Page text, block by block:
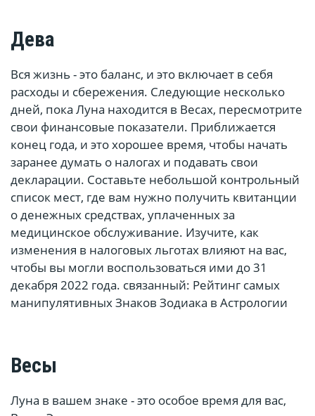
Дева
Вся жизнь - это баланс, и это включает в себя
расходы и сбережения. Следующие несколько
дней, пока Луна находится в Весах, пересмотрите
свои финансовые показатели. Приближается
конец года, и это хорошее время, чтобы начать
заранее думать о налогах и подавать свои
декларации. Составьте небольшой контрольный
список мест, где вам нужно получить квитанции
о денежных средствах, уплаченных за
медицинское обслуживание. Изучите, как
изменения в налоговых льготах влияют на вас,
чтобы вы могли воспользоваться ими до 31
декабря 2022 года. связанный: Рейтинг самых
манипулятивных Знаков Зодиака в Астрологии
Весы
Луна в вашем знаке - это особое время для вас,